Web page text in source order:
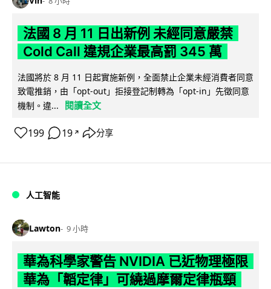
法國 8 月 11 日出新例 未經同意嚴禁
Cold Call 違規企業最高罰 345 萬
法國將於 8 月 11 日起實施新例，全面禁止企業未經消費者同意
致電推銷，由「opt-out」拒接登記制轉為「opt-in」先徵同意
機制。違...
閱讀全文
199 19 ↗ 分享
人工智能
Lawton 9 小時
華為科學家警告 NVIDIA 已近物理極限
華為「韜定律」可繞過摩爾定律瓶頸